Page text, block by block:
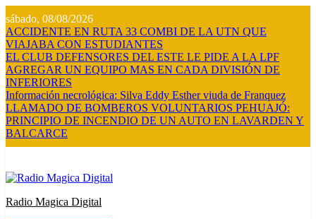
al
contenido
sábado, 08/08/2026
ACCIDENTE EN RUTA 33 COMBI DE LA UTN QUE
VIAJABA CON ESTUDIANTES
EL CLUB DEFENSORES DEL ESTE LE PIDE A LA LPF
AGREGAR UN EQUIPO MAS EN CADA DIVISIÓN DE
INFERIORES
Información necrológica: Silva Eddy Esther viuda de Franquez
LLAMADO DE BOMBEROS VOLUNTARIOS PEHUAJÓ:
PRINCIPIO DE INCENDIO DE UN AUTO EN LAVARDEN Y
BALCARCE
Radio Magica Digital